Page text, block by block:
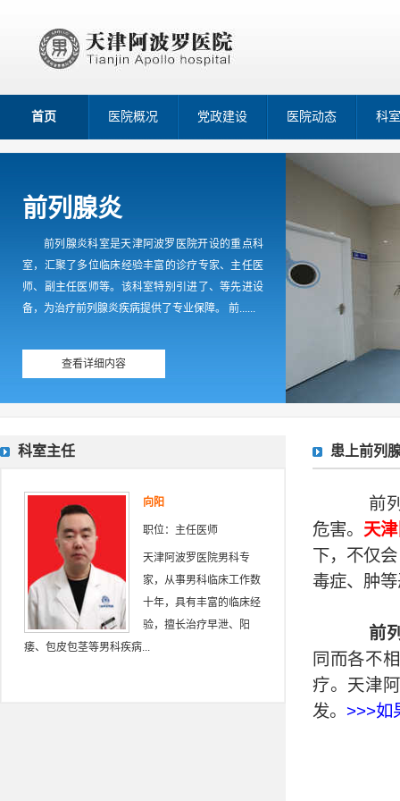
首页 医院概况 党政建设 医院动态 科
前列腺炎
前列腺炎科室是天津阿波罗医院开设的重点科
室，汇聚了多位临床经验丰富的诊疗专家、主任医
师、副主任医师等。该科室特别引进了、等先进设
备，为治疗前列腺炎疾病提供了专业保障。 前......
查看详细内容
科室主任
向阳
职位：主任医师
天津阿波罗医院男科专
家，从事男科临床工作数
十年，具有丰富的临床经
验，擅长治疗早泄、阳
痿、包皮包茎等男科疾病...
患上前列
前列
危害。 天
下，不仅
毒症、肿
前
同而各不
疗。天津
发。 >>>如